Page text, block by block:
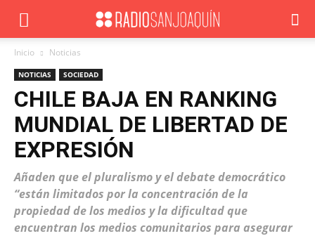
Inicio Noticias
NOTICIAS SOCIEDAD
CHILE BAJA EN RANKING
MUNDIAL DE LIBERTAD DE
EXPRESIÓN
Añaden que el pluralismo y el debate democrático
“están limitados por la concentración de la
propiedad de los medios y la dificultad que
encuentran los medios comunitarios para asegurar